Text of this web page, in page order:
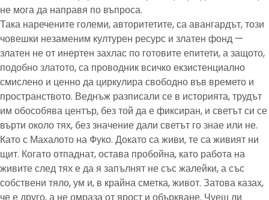
не мога да направя по въпроса.
Така наречените големи, авторитетите, са авангардът, този
човешки незаменим културен ресурс и златен фонд —
златен не от инертен захлас по готовите епитети, а защото,
подобно златото, са проводник всичко екзистенциално
смислено и ценно да циркулира свободно във времето и
пространството. Веднъж разписали се в историята, трудът
им обособява център, без той да е фиксиран, и светът си се
върти около тях, без значение дали светът го знае или не.
Като с Махалото на Фуко. Докато са живи, те са живият ни
щит. Когато отпаднат, остава пробойна, като работа на
живите след тях е да я запълнят не със жалейки, а със
собствени тяло, ум и, в крайна сметка, живот. Затова казах,
че е друго, а не омраза от ярост и объркване. Чуеш ли